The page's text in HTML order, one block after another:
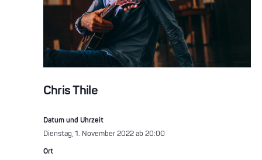
Chris Thile
Datum und Uhrzeit
Dienstag, 1. November 2022 ab 20:00
Ort